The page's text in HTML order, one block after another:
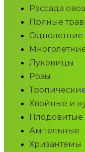
Рассада
Пряные
Однолетние
Луковицы
Розы
Хвойные и
Плодовитые
Ампельные
Хризантемы